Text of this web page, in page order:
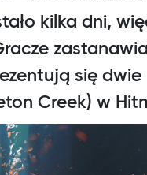
kilka dni,
się
Creek) w